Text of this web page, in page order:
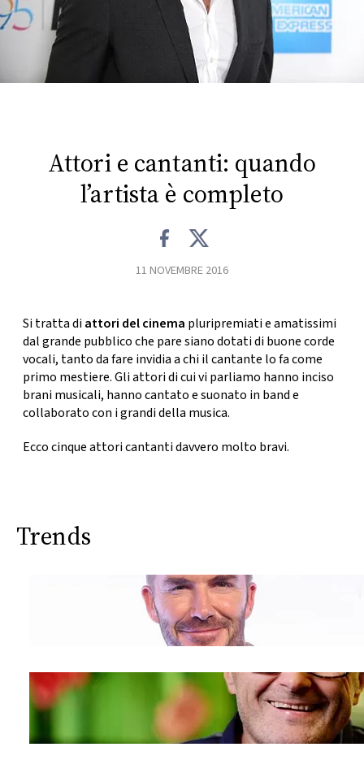
FOTO
CONCORSI
VIDEO
RMC
CONSIGLIA
Attori e cantanti: quando
l’artista è completo
11 NOVEMBRE 2016
Si tratta diattori del cinema pluripremiati e amatissimi
dal grande pubblico che pare siano dotati di buone corde
vocali, tanto da fare invidia a chi il cantante lo fa come
primo mestiere. Gli attori di cui vi parliamo hanno inciso
brani musicali, hanno cantato e suonato in band e
collaborato con i grandi della musica.
Ecco cinque attori cantanti davvero molto bravi.
Trends